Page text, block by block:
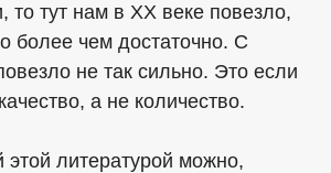
то тут нам в XX веке повезло,
более чем достаточно. С
не так сильно. Это если
а не количество.
этой литературой можно,